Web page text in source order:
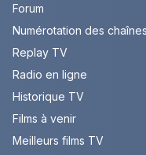
Forum
Numérotation des chaînes
Replay TV
Radio en ligne
Historique TV
Films à venir
Meilleurs films TV